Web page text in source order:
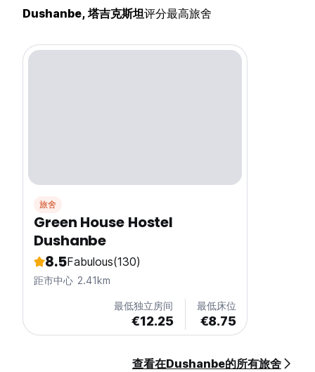
Dushanbe, 塔吉克斯坦评分最高旅舍
旅舍
Green House Hostel
Dushanbe
8.5Fabulous(130)
距市中心 2.41km
最低独立房间
€12.25
最低床位
€8.75
查看在Dushanbe的所有旅舍